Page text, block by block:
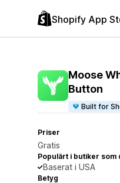
Shopify App
Moose
Button
Built for
Priser
Gratis
Populärt i butiker som
Baserat i USA
Betyg